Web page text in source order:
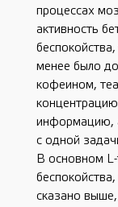
процессах
активность
менее было
кофеином,
информацию,
с одной
В основном
сказано